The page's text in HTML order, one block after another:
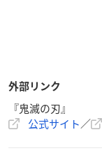
外部リンク
『鬼滅の刃』
公式サイト／